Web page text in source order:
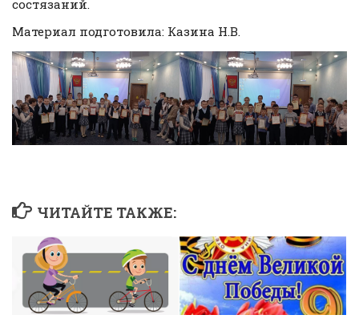
состязаний.
Материал подготовила: Казина Н.В.
ЧИТАЙТЕ ТАКЖЕ: